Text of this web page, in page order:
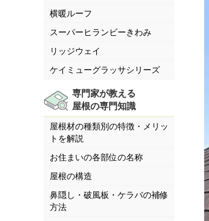
横暖ルーフ
スーパーヒランビーきわみ
リッジウェイ
ケイミューグラッサシリーズ
専門家が教える
屋根の専門知識
屋根材の種類別の特徴・メリッ
トを解説
お住まいの各部位の名称
屋根の構造
鼻隠し・破風板・ケラバの補修
方法